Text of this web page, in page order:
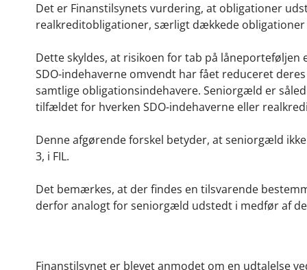
Det er Finanstilsynets vurdering, at obligationer
realkreditobligationer, særligt dækkede
Dette skyldes, at risikoen for tab på
SDO-indehaverne omvendt har fået reduceret
samtlige obligationsindehavere. Seniorgæld er
tilfældet for hverken SDO-indehaverne eller
Denne afgørende forskel betyder, at seniorgæld
3, i FIL.
Det bemærkes, at der findes en tilsvarende
derfor analogt for seniorgæld udstedt i medfør af
Finanstilsynet er blevet anmodet om en udtalelse